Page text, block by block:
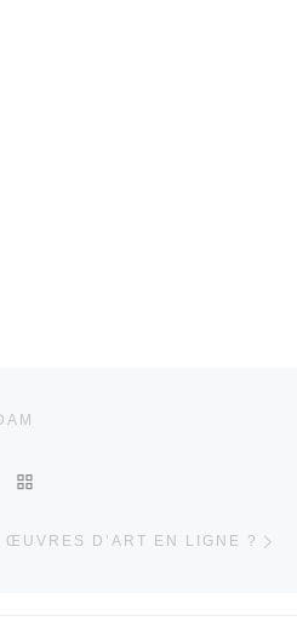
ŒUVRES D’ART EN LIGNE ?